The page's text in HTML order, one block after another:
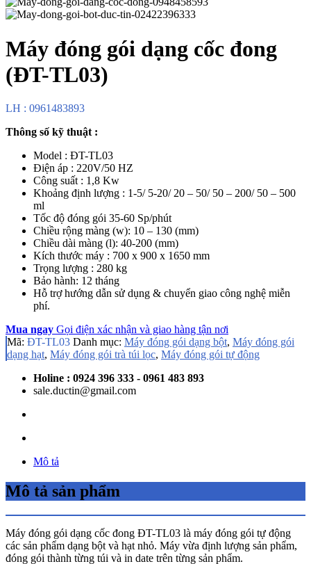
Máy đóng gói dạng cốc đong
(ĐT-TL03)
LH : 0961483893
Thông số kỹ thuật :
Model : ĐT-TL03
Điện áp : 220V/50 HZ
Công suất : 1,8 Kw
Khoảng định lượng : 1-5/ 5-20/ 20 – 50/ 50 – 200/ 50 – 500
ml
Tốc độ đóng gói 35-60 Sp/phút
Chiều rộng màng (w): 10 – 130 (mm)
Chiều dài màng (l): 40-200 (mm)
Kích thước máy : 700 x 900 x 1650 mm
Trọng lượng : 280 kg
Bảo hành: 12 tháng
Hỗ trợ hướng dẫn sử dụng & chuyển giao công nghệ miễn
phí.
Mua ngay Gọi điện xác nhận và giao hàng tận nơi
Mã: ĐT-TL03 Danh mục: Máy đóng gói dạng bột, Máy đóng gói
dạng hạt, Máy đóng gói trà túi lọc, Máy đóng gói tự động
Holine : 0924 396 333 - 0961 483 893
sale.ductin@gmail.com
Mô tả
Mô tả sản phẩm
Máy đóng gói dạng cốc đong ĐT-TL03 là máy đóng gói tự động
các sản phẩm dạng bột và hạt nhỏ. Máy vừa định lượng sản phẩm,
đóng gói thành từng túi và in date trên từng sản phẩm.